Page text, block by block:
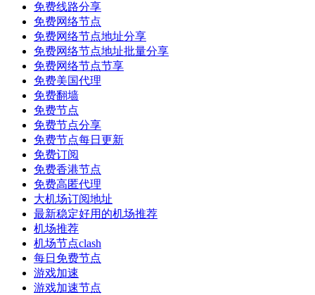
免费线路分享
免费网络节点
免费网络节点地址分享
免费网络节点地址批量分享
免费网络节点节享
免费美国代理
免费翻墙
免费节点
免费节点分享
免费节点每日更新
免费订阅
免费香港节点
免费高匿代理
大机场订阅地址
最新稳定好用的机场推荐
机场推荐
机场节点clash
每日免费节点
游戏加速
游戏加速节点